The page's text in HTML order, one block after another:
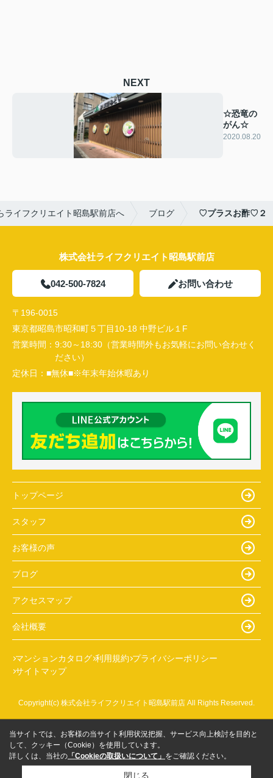
NEXT
☆恐竜の
がん☆
2020.08.20
ライフクリエイト昭島駅前店へ ブログ ♡プラスお酢♡２
株式会社ライフクリエイト昭島駅前店
042-500-7824 お問い合わせ
〒196-0015
東京都昭島市昭和町５丁目10-18 中野ビル１F
営業時間： 9:30～18:30（営業時間外もお気軽にお問い合わせく
ださい）
定休日： ■無休■※年末年始休暇あり
トップページ
スタッフ
お客様の声
ブログ
アクセスマップ
会社概要
マンションカタログ 利用規約 プライバシーポリシー
サイトマップ
Copyright(c) 株式会社ライフクリエイト昭島駅前店 All Rights Reserved.
当サイトでは、お客様の当サイト利用状況把握、サービス向上検討を目的と
して、クッキー（Cookie）を使用しています。
詳しくは、当社の 「Cookieの取扱いについて」 をご確認ください。
閉じる